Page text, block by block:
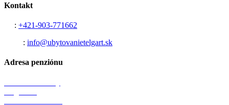
Kontakt
: +421-903-771662
: info@ubytovanietelgart.sk
Adresa penziónu